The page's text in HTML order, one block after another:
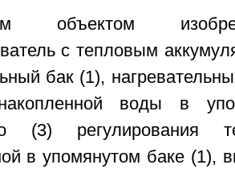
объектом
с тепловым
бак (1),
воды в
(3) регулирования
в упомянутом баке (1),